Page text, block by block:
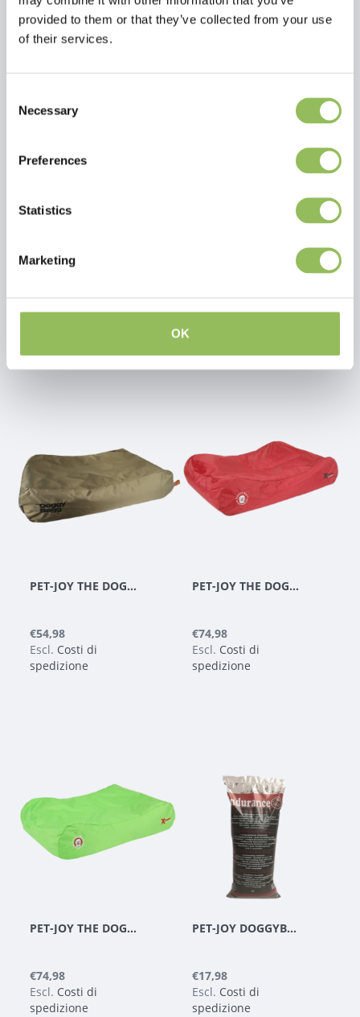
provided to them or that they’ve collected from your use
of their services.
Selection
Necessary
Preferences
Statistics
Marketing
OK
PET-JOY THE DOGGYBAGG X-TREME FOSSIL
€54,98
Escl. Costi di
spedizione
PET-JOY THE DOGGYBAGG X-TREME CHILI PEPPER
€74,98
Escl. Costi di
spedizione
PET-JOY THE DOGGYBAGG X-TREME APPLE GREEN
€74,98
Escl. Costi di
spedizione
PET-JOY DOGGYBAGG ENDURANCE PELLETS - RICARICA 35 L
€17,98
Escl. Costi di
spedizione